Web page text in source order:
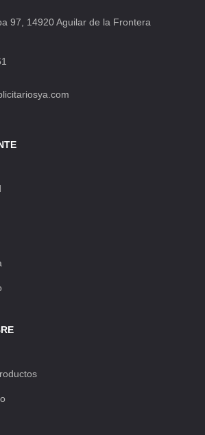
97, 14920 Aguilar de la Frontera